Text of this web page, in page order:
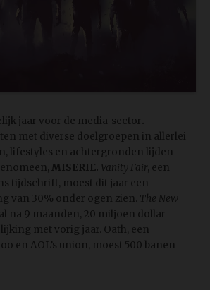
jaar voor de media-sector.
met diverse doelgroepen in allerlei
lifestyles en achtergronden lijden
MISERIE. Vanity Fair , een
tijdschrift, moest dit jaar een
van 30% onder ogen zien. The New
na 9 maanden, 20 miljoen dollar
met vorig jaar. Oath, een
en AOL’s union, moest 500 banen